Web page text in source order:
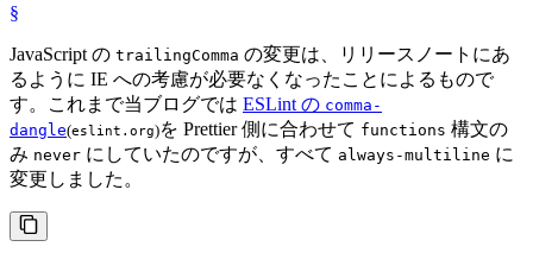
§
JavaScript の trailingComma の変更は、リリースノートにあ
るように IE への考慮が必要なくなったことによるもので
す。これまで当ブログでは ESLint の comma-
dangle(eslint.org)を Prettier 側に合わせて functions 構文の
み never にしていたのですが、すべて always-multiline に
変更しました。